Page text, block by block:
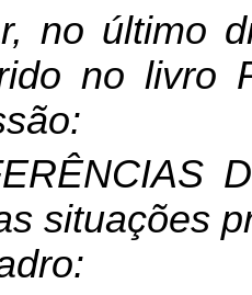
no último
no livro
situações